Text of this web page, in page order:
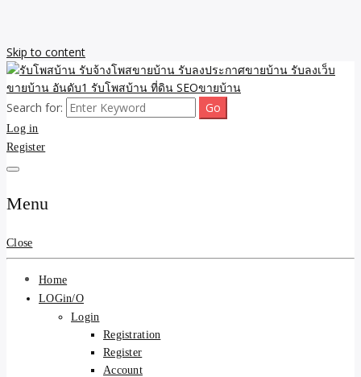
Skip to content
รับโพสบ้าน รับจ้างโพสขาย
บ้าน รับลงประกาศขายบ้าน
รับลงเว็บขายบ้าน อันดับ1
รับโพสบ้าน ที่ดิน SEOขาย
บ้าน
รับจ้างโพสขายบ้าน รับลงเว็บขายบ้าน รับโพสบ้าน รับลงประกาศขาย
บ้าน โพสบ้าน ขายที่ดิน SEO อสังหา ราคาถูก รับลงขายบ้าน
Search for:
Log in
Register
Menu
Close
Home
LOGin/O
Login
Registration
Register
Account